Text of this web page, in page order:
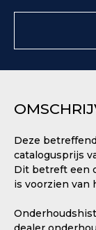
Deze
catalogusprijs
Dit betreft een
is voorzien van